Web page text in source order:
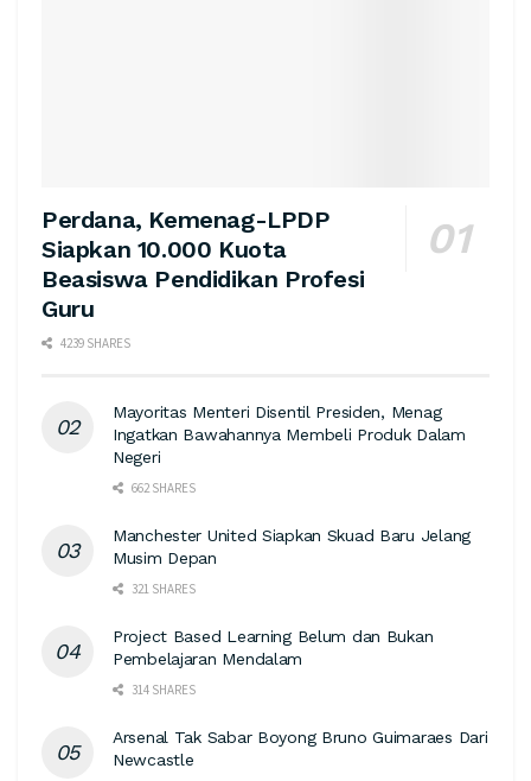
Perdana, Kemenag-LPDP
Siapkan 10.000 Kuota
Beasiswa Pendidikan Profesi
Guru
4239 SHARES
Mayoritas Menteri Disentil Presiden, Menag
Ingatkan Bawahannya Membeli Produk Dalam
Negeri
662 SHARES
Manchester United Siapkan Skuad Baru Jelang
Musim Depan
321 SHARES
Project Based Learning Belum dan Bukan
Pembelajaran Mendalam
314 SHARES
Arsenal Tak Sabar Boyong Bruno Guimaraes Dari
Newcastle